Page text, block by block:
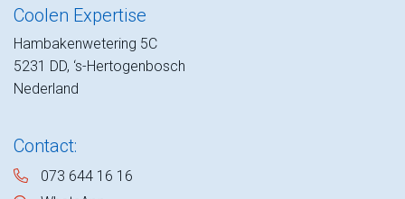
Coolen Expertise
Hambakenwetering 5C
5231 DD, ‘s-Hertogenbosch
Nederland
Contact:
073 644 16 16